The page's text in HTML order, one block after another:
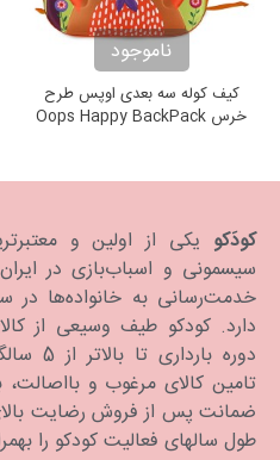
ناموجود
کیف کوله سه بعدی اوپس طرح
خرس Oops Happy BackPack
کودَکو یکی از اولین و
خدمت‌رسانی به خانواده‌ها در
دارد. كودكو طیف وسیعی از
دوره
تامین کالای مرغوب و
ضمانت پس از فروش رضایت
طول سالهای فعالیت کودکو را